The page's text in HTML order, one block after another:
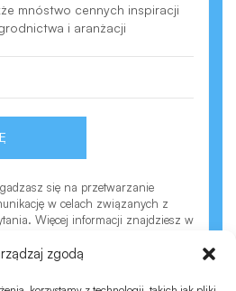
zgodą
mnóstwo cennych inspiracji
i aranżacji
się na przetwarzanie
w celach związanych z
Więcej informacji znajdziesz w